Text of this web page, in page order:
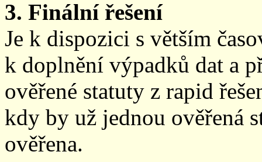
3. Finální řešení
Je k dispozici s větším
k doplnění výpadků dat a
ověřené statuty z rapid
kdy by už jednou ověřená
ověřena.